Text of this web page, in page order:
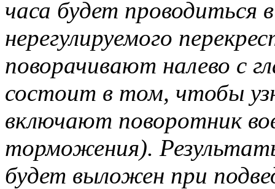
часа будет проводиться
нерегулируемого
поворачивают налево с
состоит в том, чтобы
включают поворотник
торможения).
будет выложен при